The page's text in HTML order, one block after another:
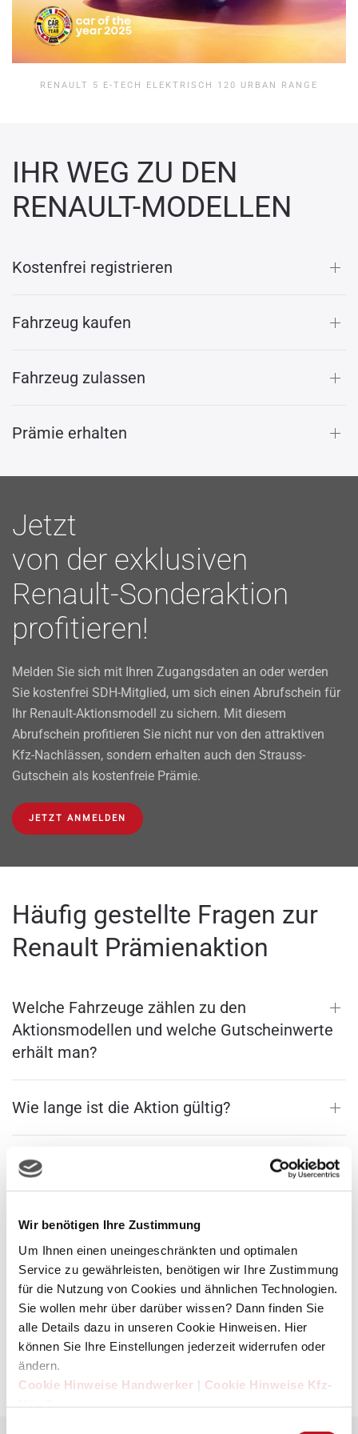
Wir benötigen Ihre Zustimmung
Um Ihnen einen uneingeschränkten und optimalen
Service zu gewährleisten, benötigen wir Ihre Zustimmung
für die Nutzung von Cookies und ähnlichen Technologien.
Sie wollen mehr über darüber wissen? Dann finden Sie
alle Details dazu in unseren Cookie Hinweisen. Hier
können Sie Ihre Einstellungen jederzeit widerrufen oder
ändern.
Cookie Hinweise Handwerker | Cookie Hinweise Kfz-
RENAULT 5 E-TECH ELEKTRISCH 120 URBAN RANGE
IHR WEG ZU DEN
RENAULT-MODELLEN
Kostenfrei registrieren
Fahrzeug kaufen
Fahrzeug zulassen
Prämie erhalten
Jetzt
von der exklusiven
Renault-Sonderaktion
profitieren!
Melden Sie sich mit Ihren Zugangsdaten an oder werden
Sie kostenfrei SDH-Mitglied, um sich einen Abrufschein für
Ihr Renault-Aktionsmodell zu sichern. Mit diesem
Abrufschein profitieren Sie nicht nur von den attraktiven
Kfz-Nachlässen, sondern erhalten auch den Strauss-
Gutschein als kostenfreie Prämie.
JETZT ANMELDEN
Häufig gestellte Fragen zur
Renault Prämienaktion
Welche Fahrzeuge zählen zu den
Aktionsmodellen und welche Gutscheinwerte
erhält man?
Wie lange ist die Aktion gültig?
Wie bekommt man einen SDH-
Abrufschein für die Renault Sonderaktion?
Renault-Autohaus?
Welche Kosten entstehen?
Wie erhält man die Strauss-Gutscheine?